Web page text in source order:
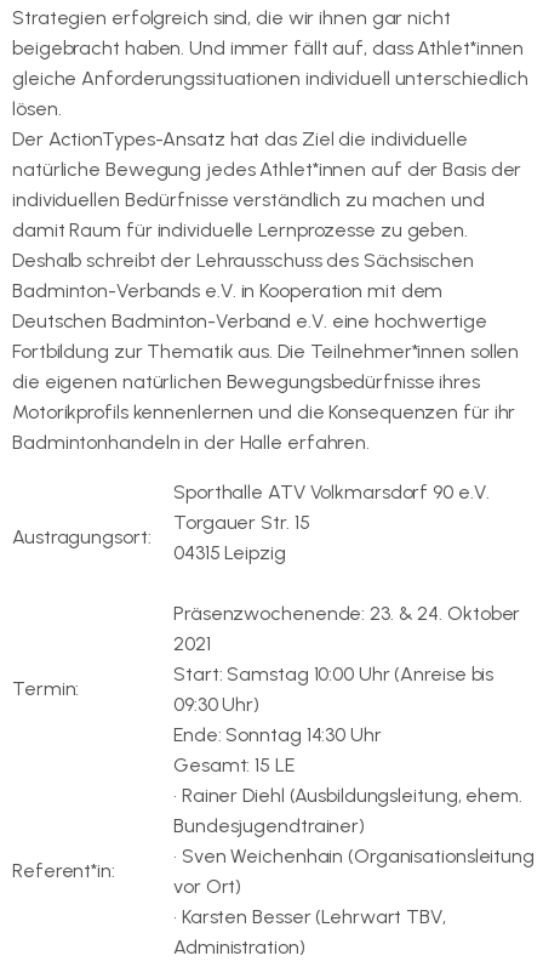
Strategien erfolgreich sind, die wir ihnen gar nicht
beigebracht haben. Und immer fällt auf, dass Athlet*innen
gleiche Anforderungssituationen individuell unterschiedlich
lösen.
Der ActionTypes-Ansatz hat das Ziel die individuelle
natürliche Bewegung jedes Athlet*innen auf der Basis der
individuellen Bedürfnisse verständlich zu machen und
damit Raum für individuelle Lernprozesse zu geben.
Deshalb schreibt der Lehrausschuss des Sächsischen
Badminton-Verbands e.V. in Kooperation mit dem
Deutschen Badminton-Verband e.V. eine hochwertige
Fortbildung zur Thematik aus. Die Teilnehmer*innen sollen
die eigenen natürlichen Bewegungsbedürfnisse ihres
Motorikprofils kennenlernen und die Konsequenzen für ihr
Badmintonhandeln in der Halle erfahren.
Austragungsort:
Sporthalle ATV Volkmarsdorf 90 e.V.
Torgauer Str. 15
04315 Leipzig
Termin:
Präsenzwochenende: 23. & 24. Oktober
2021
Start: Samstag 10:00 Uhr (Anreise bis
09:30 Uhr)
Ende: Sonntag 14:30 Uhr
Gesamt: 15 LE
Referent*in:
• Rainer Diehl (Ausbildungsleitung, ehem.
Bundesjugendtrainer)
• Sven Weichenhain (Organisationsleitung
vor Ort)
• Karsten Besser (Lehrwart TBV,
Administration)